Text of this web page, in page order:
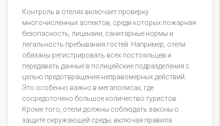
Контроль в отелях включает проверку
многочисленных аспектов, среди которых пожарная
безопасность, лицензии, санитарные нормы и
легальность пребывания гостей. Например, отели
обязаны регистрировать всех постояльцев и
передавать данные в полицейские подразделения с
целью предотвращения неправомерных действий.
Это особенно важно в мегаполисах, где
сосредоточено большое количество туристов.
Кроме того, отели должны соблюдать законы о
защите окружающей среды, включая правила